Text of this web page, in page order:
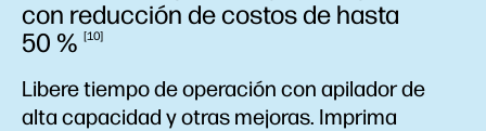
con reducción de costos de hasta
50 % 10
Libere tiempo de operación con apilador de
alta capacidad y otras mejoras. Imprima